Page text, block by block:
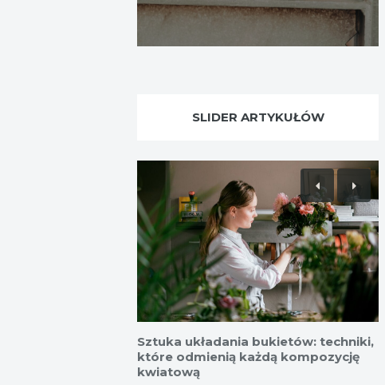
SLIDER ARTYKUŁÓW
Sztuka układania bukietów: techniki,
które odmienią każdą kompozycję
kwiatową